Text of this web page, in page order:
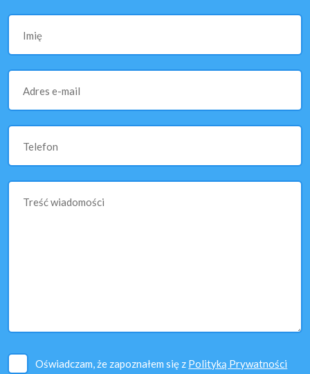
Imię
Adres e-mail
Telefon
Treść wiadomości
Oświadczam, że zapoznałem się z Polityką Prywatności